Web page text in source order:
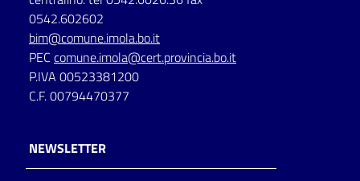
Seguici
su
0542.602602
bim@comune.imola.bo.it
PEC comune.imola@cert.provincia.bo.it
P.IVA 00523381200
C.F. 00794470377
NEWSLETTER